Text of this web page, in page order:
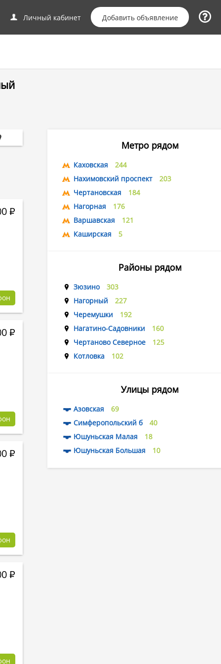
Личный кабинет Добавить объявление
Р
Р
Р
Р
Метро рядом
Каховская
244
Нахимовский проспект
203
Чертановская
184
Нагорная
176
Варшавская
121
Каширская
5
Районы рядом
Зюзино
303
Нагорный
227
Черемушки
192
Нагатино-Садовники
160
Чертаново Северное
125
Котловка
102
Улицы рядом
Азовская
69
Симферопольский б
40
Юшуньская Малая
18
Юшуньская Большая
10